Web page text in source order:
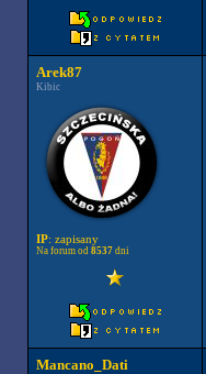
Arek87
Kibic
IP: zapisany
Na forum od 8537dni
Mancano_Dati